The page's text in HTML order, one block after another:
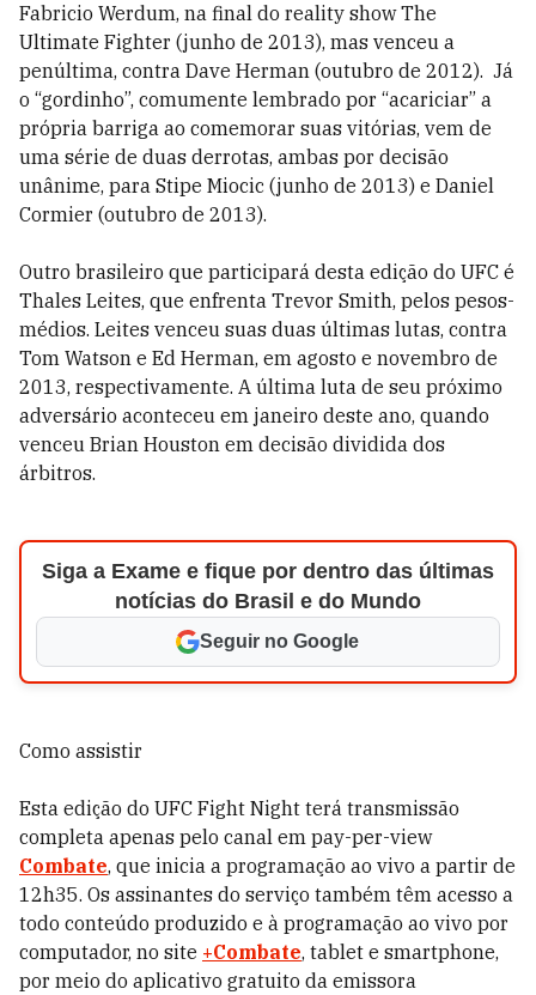
Fabricio Werdum, na final do reality show The
Ultimate Fighter (junho de 2013), mas venceu a
penúltima, contra Dave Herman (outubro de 2012). Já
o “gordinho”, comumente lembrado por “acariciar” a
própria barriga ao comemorar suas vitórias, vem de
uma série de duas derrotas, ambas por decisão
unânime, para Stipe Miocic (junho de 2013) e Daniel
Cormier (outubro de 2013).
Outro brasileiro que participará desta edição do UFC é
Thales Leites, que enfrenta Trevor Smith, pelos pesos-
médios. Leites venceu suas duas últimas lutas, contra
Tom Watson e Ed Herman, em agosto e novembro de
2013, respectivamente. A última luta de seu próximo
adversário aconteceu em janeiro deste ano, quando
venceu Brian Houston em decisão dividida dos
árbitros.
Siga a Exame e fique por dentro das últimas
notícias do Brasil e do Mundo
Seguir no Google
Como assistir
Esta edição do UFC Fight Night terá transmissão
completa apenas pelo canal em pay-per-view
Combate, que inicia a programação ao vivo a partir de
12h35. Os assinantes do serviço também têm acesso a
todo conteúdo produzido e à programação ao vivo por
computador, no site +Combate, tablet e smartphone,
por meio do aplicativo gratuito da emissora